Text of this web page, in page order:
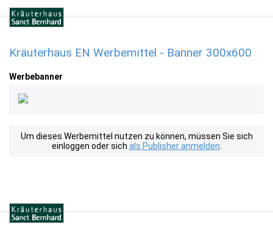
Kräuterhaus EN Werbemittel - Banner 300x600
Werbebanner
Um dieses Werbemittel nutzen zu können, müssen Sie sich
einloggen oder sich als Publisher anmelden